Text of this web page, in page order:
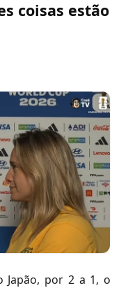
coisas estão
Japão, por 2 a 1, o